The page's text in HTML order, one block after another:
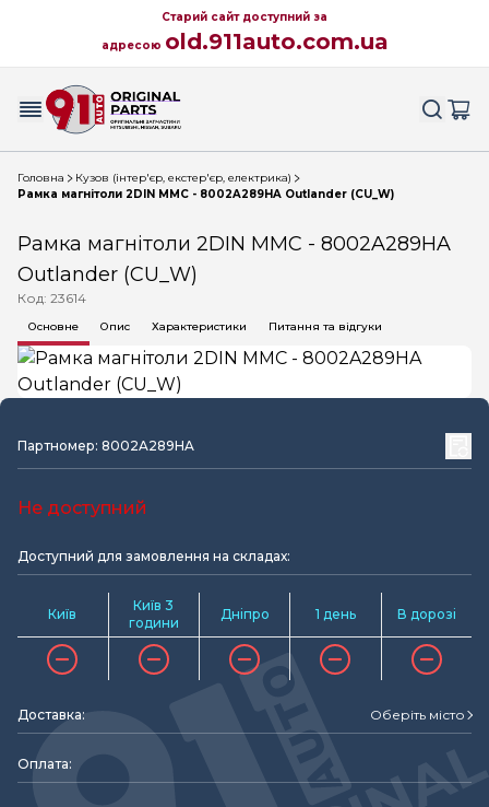
Старий сайт доступний за
адресою old.911auto.com.ua
Головна
Кузов (інтер'єр, екстер'єр, електрика)
Рамка магнітоли 2DIN MMC - 8002A289HA Outlander (CU_W)
Рамка магнітоли 2DIN MMC - 8002A289HA
Outlander (CU_W)
Код: 23614
Основне Опис Характеристики Питання та відгуки
Партномер: 8002A289HA
Не доступний
Доступний для замовлення на складах:
Київ
Київ 3
години
Дніпро 1 день В дорозі
Доставка: Оберіть місто
Оплата: